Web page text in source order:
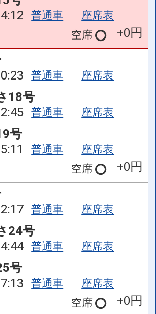
普通車
座席表
空席
+0円
普通車 座席表
18号
普通車 座席表
号
普通車
座席表
空席
+0円
普通車 座席表
24号
普通車 座席表
号
普通車
座席表
空席
+0円